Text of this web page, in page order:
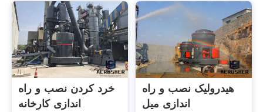
خرد کردن نصب و راه
اندازی کارخانه
هیدرولیک نصب و راه
اندازی میل